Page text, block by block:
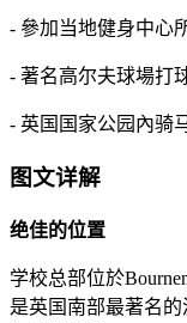
- 參加当地健身中心
- 著名高尔夫球場打
- 英国国家公园內骑
图文详解
绝佳的位置
学校总部位於
是英国南部最著名